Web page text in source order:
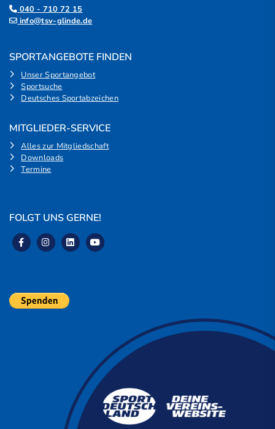
040 - 710 72 15
info@tsv-glinde.de
SPORTANGEBOTE FINDEN
Unser Sportangebot
Sportsuche
Deutsches Sportabzeichen
MITGLIEDER-SERVICE
Alles zur Mitgliedschaft
Downloads
Termine
FOLGT UNS GERNE!